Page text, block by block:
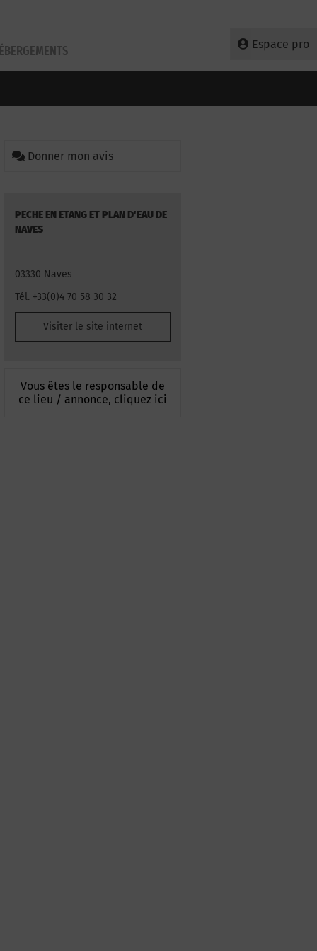
Espace pro
Donner mon avis
PECHE EN ETANG ET PLAN D'EAU DE
NAVES
03330 Naves
Tél. +33(0)4 70 58 30 32
Visiter le site internet
Vous êtes le responsable de
ce lieu / annonce, cliquez ici